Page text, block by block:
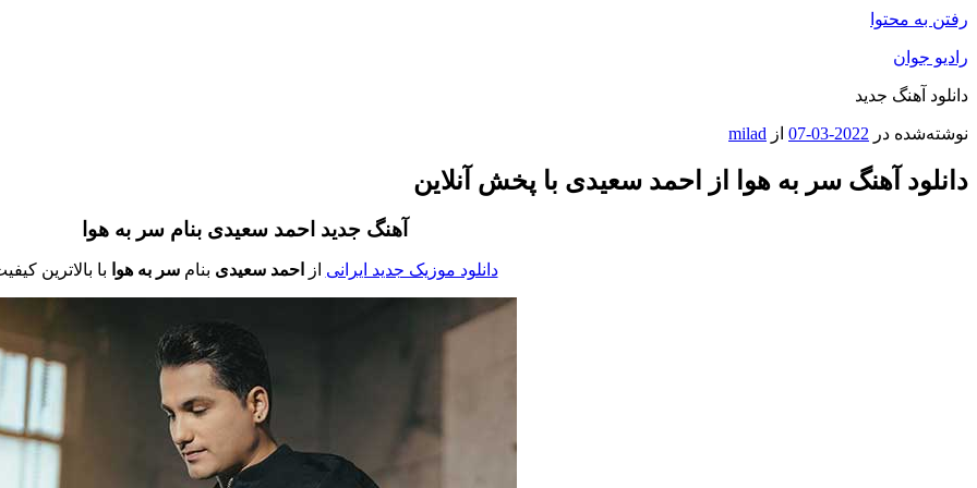
رفتن به محتوا
رادیو جوان
دانلود آهنگ جدید
نوشته‌شده در 2022-03-07 از milad
دانلود آهنگ سر به هوا از احمد سعیدی با پخش آنلاین
آهنگ جدید احمد سعیدی بنامسر به هوا
دانلود موزیک جدید ایرانی از احمد سعیدی بنامسر به هوا با بالاترین